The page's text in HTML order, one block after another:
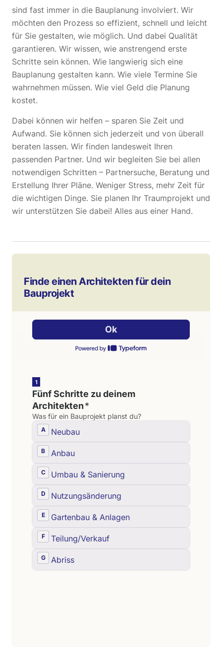
sind fast immer in die Bauplanung involviert. Wir
möchten den Prozess so effizient, schnell und leicht
für Sie gestalten, wie möglich. Und dabei Qualität
garantieren. Wir wissen, wie anstrengend erste
Schritte sein können. Wie langwierig sich eine
Bauplanung gestalten kann. Wie viele Termine Sie
wahrnehmen müssen. Wie viel Geld die Planung
kostet.
Dabei können wir helfen – sparen Sie Zeit und
Aufwand. Sie können sich jederzeit und von überall
beraten lassen. Wir finden landesweit Ihren
passenden Partner. Und wir begleiten Sie bei allen
notwendigen Schritten – Partnersuche, Beratung und
Erstellung Ihrer Pläne. Weniger Stress, mehr Zeit für
die wichtigen Dinge. Sie planen Ihr Traumprojekt und
wir unterstützen Sie dabei! Alles aus einer Hand.
Finde einen Architekten für dein
Bauprojekt